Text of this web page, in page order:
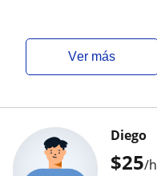
ver más
$25/h
Diego